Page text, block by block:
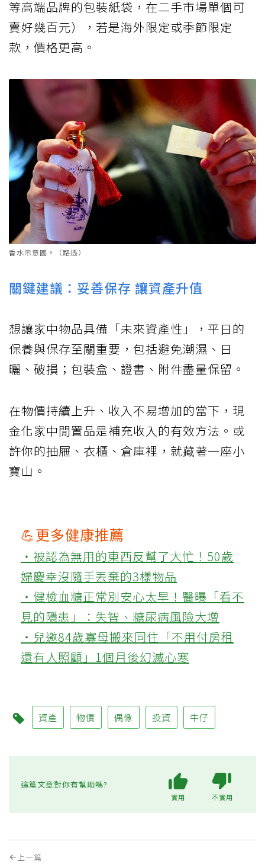
等高端品牌的包裝紙袋，在二手市場單個可
賣好幾百元），若是海外限定或季節限定
款，價格更高。
香水示意圖。（路透）
關鍵建議：妥善保存 讓資產升值
想讓家中物品具備「未來資產性」，平日的
保養與保存至關重要，包括避免潮濕、日
曬、破損；包裝盒、證書、附件盡量保留。
在物價持續上升、收入不易增加的當下，現
金化家中閒置品是補充收入的有效方法。或
許你的抽屜、衣櫃、倉庫裡，就藏著一座小
寶山。
💪更多健康推薦
‧被認為無用的東西反幫了大忙！50歲
婦慶幸沒隨手丟棄的3樣物品
‧健檢血糖正常別安心太早！醫曝「看不
見的隱患」：失智、糖尿病風險大增
‧兒邀84歲寡母搬來同住「不用付房租
還有人照顧」1個月後幻滅心寒
資產 物價 偶像 投資 牛仔
這篇文章對你有幫助嗎?
實用 不實用
上一篇